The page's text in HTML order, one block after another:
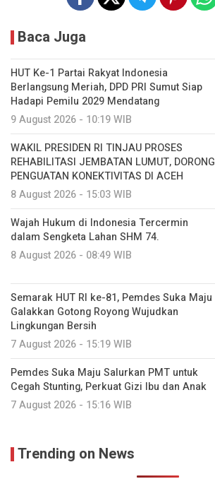
Baca Juga
HUT Ke-1 Partai Rakyat Indonesia
Berlangsung Meriah, DPD PRI Sumut Siap
Hadapi Pemilu 2029 Mendatang
9 August 2026 - 10:19 WIB
WAKIL PRESIDEN RI TINJAU PROSES
REHABILITASI JEMBATAN LUMUT, DORONG
PENGUATAN KONEKTIVITAS DI ACEH
8 August 2026 - 15:03 WIB
Wajah Hukum di Indonesia Tercermin
dalam Sengketa Lahan SHM 74.
8 August 2026 - 08:49 WIB
Semarak HUT RI ke-81, Pemdes Suka Maju
Galakkan Gotong Royong Wujudkan
Lingkungan Bersih
7 August 2026 - 15:19 WIB
Pemdes Suka Maju Salurkan PMT untuk
Cegah Stunting, Perkuat Gizi Ibu dan Anak
7 August 2026 - 15:16 WIB
Trending on News